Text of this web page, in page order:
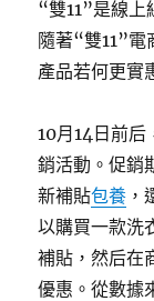
“雙11”是線上
隨著“雙11”
產品若何更實
10月14日前后
銷活動。促銷
新補貼包養 ，
以購買一款洗
補貼，然后在
優惠。從數據